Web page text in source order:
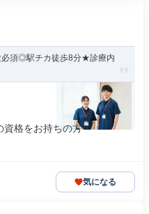
必須◎駅チカ徒歩8分★診療内
資格をお持ちの方
気になる